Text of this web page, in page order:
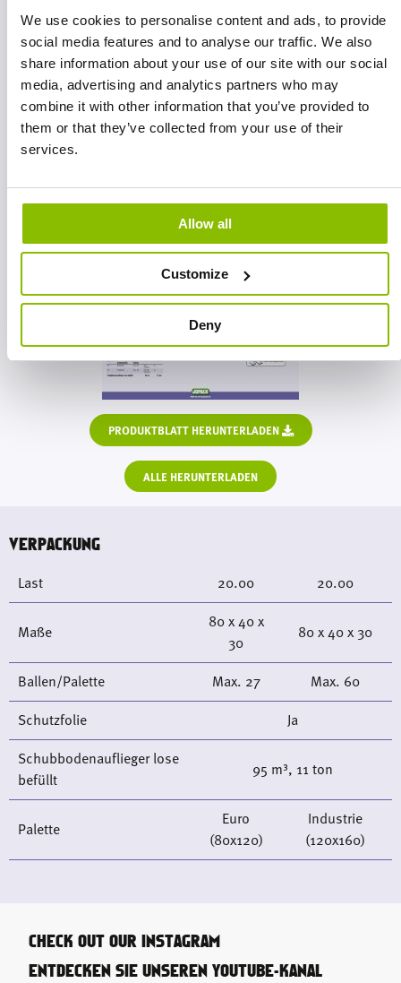
We use cookies to personalise content and ads, to provide
social media features and to analyse our traffic. We also
share information about your use of our site with our social
media, advertising and analytics partners who may
combine it with other information that you’ve provided to
them or that they’ve collected from your use of their
services.
Allow all
Customize
Deny
PRODUKTBLATT HERUNTERLADEN
ALLE HERUNTERLADEN
VERPACKUNG
Last 20.00 20.00
Maße
80 x 40 x
30
80 x 40 x 30
Ballen/Palette Max. 27
Max. 60
Schutzfolie
Ja
Schubbodenauflieger lose
befüllt
95 m³, 11 ton
Palette
Euro
(80x120)
Industrie
(120x160)
CHECK OUT OUR INSTAGRAM
ENTDECKEN SIE UNSEREN YOUTUBE-KANAL